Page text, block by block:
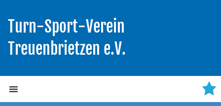
Turn-Sport-Verein
Treuenbrietzen e.V.